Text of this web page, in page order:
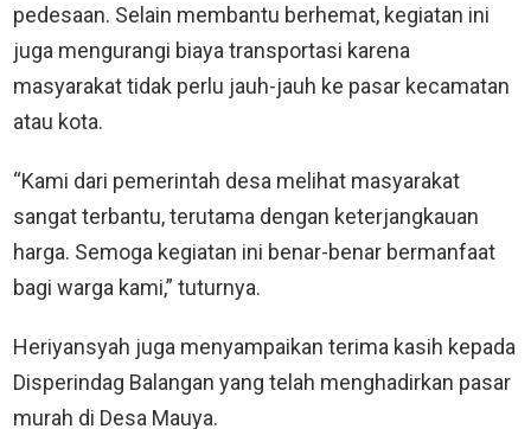
pedesaan. Selain membantu berhemat, kegiatan ini
juga mengurangi biaya transportasi karena
masyarakat tidak perlu jauh-jauh ke pasar kecamatan
atau kota.
“Kami dari pemerintah desa melihat masyarakat
sangat terbantu, terutama dengan keterjangkauan
harga. Semoga kegiatan ini benar-benar bermanfaat
bagi warga kami,” tuturnya.
Heriyansyah juga menyampaikan terima kasih kepada
Disperindag Balangan yang telah menghadirkan pasar
murah di Desa Mauya.